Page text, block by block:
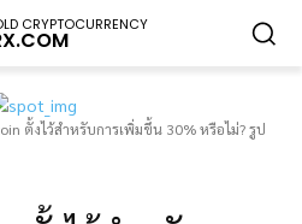
CRYPTOCURRENCY
ตั้งไว้สำหรับการเพิ่มขึ้น 30% หรือไม่? รูป